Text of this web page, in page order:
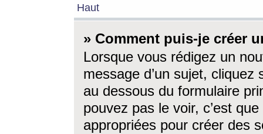
Haut
» Comment puis-je créer
Lorsque vous rédigez un
message d’un sujet, cliquez
au dessous du formulaire
pouvez pas le voir, c’est
appropriées pour créer des